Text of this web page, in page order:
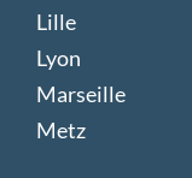
Lille
Lyon
Marseille
Metz